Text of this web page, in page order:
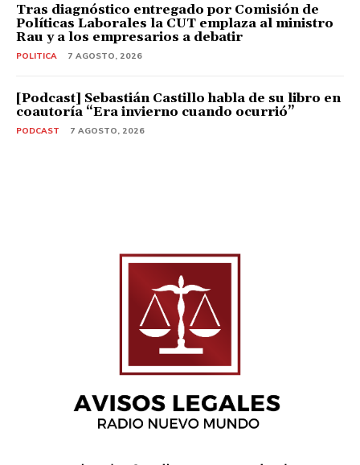
Tras diagnóstico entregado por Comisión de
Políticas Laborales la CUT emplaza al ministro
Rau y a los empresarios a debatir
POLITICA 7 AGOSTO, 2026
[Podcast] Sebastián Castillo habla de su libro en
coautoría “Era invierno cuando ocurrió”
PODCAST 7 AGOSTO, 2026